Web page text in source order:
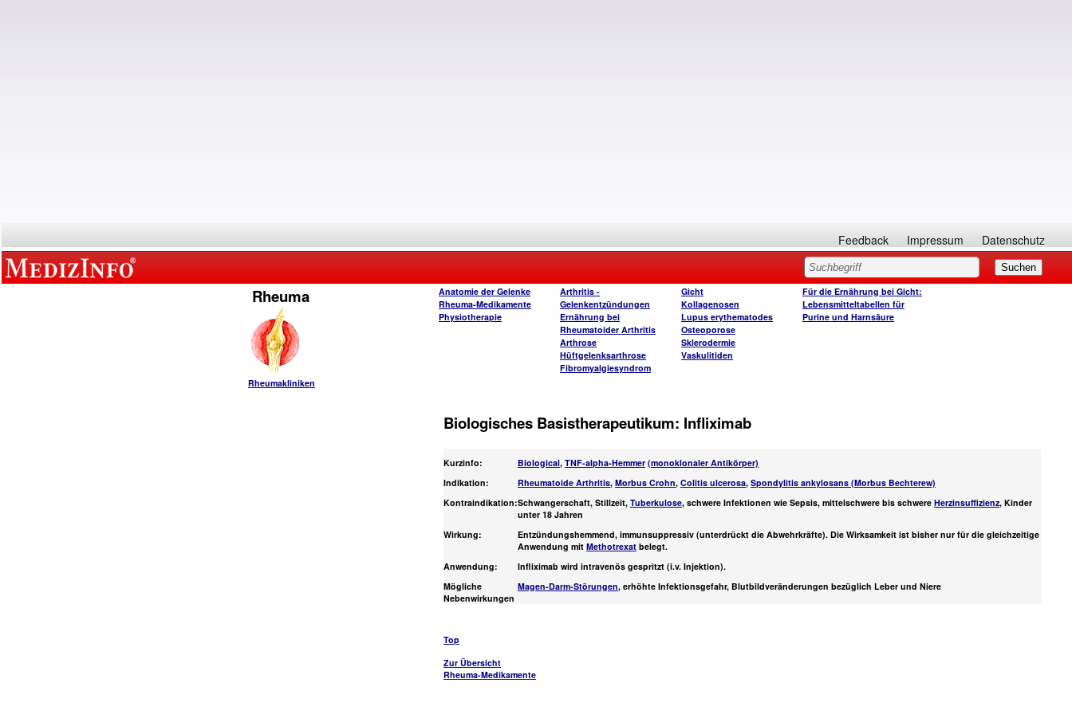
Feedback Impressum Datenschutz
Rheuma
Rheumakliniken
Anatomie der Gelenke
Rheuma-Medikamente
Physiotherapie
Arthritis -
Gelenkentzündungen
Ernährung bei
Rheumatoider Arthritis
Arthrose
Hüftgelenksarthrose
Fibromyalgiesyndrom
Gicht
Kollagenosen
Lupus erythematodes
Osteoporose
Sklerodermie
Vaskulitiden
Für die Ernährung bei Gicht:
Lebensmitteltabellen für
Purine und Harnsäure
Biologisches Basistherapeutikum: Infliximab
Kurzinfo: Biological, TNF-alpha-Hemmer (monoklonaler Antikörper)
Indikation:
Rheumatoide Arthritis, Morbus Crohn, Colitis ulcerosa, Spondylitis ankylosans (Morbus Bechterew)
Kontraindikation:Schwangerschaft, Stillzeit, Tuberkulose, schwere Infektionen wie Sepsis, mittelschwere bis schwere Herzinsuffizienz, Kinder
unter 18 Jahren
Wirkung:
Entzündungshemmend, immunsuppressiv (unterdrückt die Abwehrkräfte). Die Wirksamkeit ist bisher nur für die gleichzeitige
Anwendung mit Methotrexat belegt.
Anwendung:
Infliximab wird intravenös gespritzt (i.v. Injektion).
Mögliche
Nebenwirkungen
Magen-Darm-Störungen, erhöhte Infektionsgefahr, Blutbildveränderungen bezüglich Leber und Niere
Top
Zur Übersicht
Rheuma-Medikamente